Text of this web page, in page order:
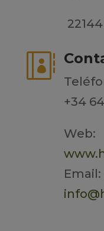

+34
Web:
Email: